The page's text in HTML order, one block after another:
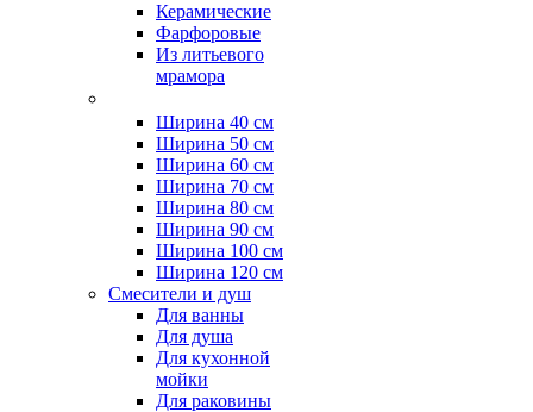
Керамические
Фарфоровые
Из литьевого
мрамора
Ширина 40 см
Ширина 50 см
Ширина 60 см
Ширина 70 см
Ширина 80 см
Ширина 90 см
Ширина 100 см
Ширина 120 см
Смесители и душ
Для ванны
Для душа
Для кухонной
мойки
Для раковины